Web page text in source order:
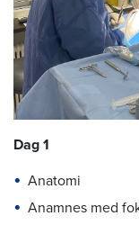
Dag 1
Anatomi
Anamnes med